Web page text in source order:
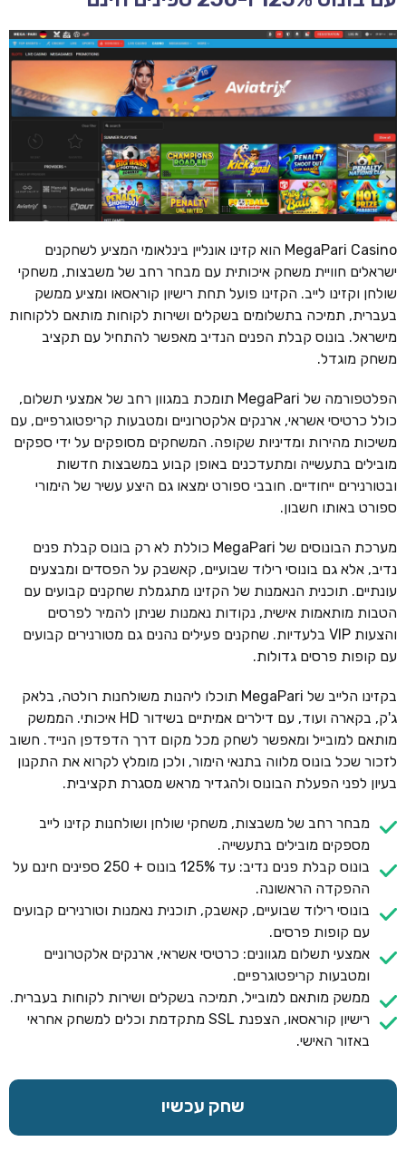
MegaPari Casino הוא קזינו אונליין בינלאומי המציע לשחקנים
ישראלים חוויית משחק איכותית עם מבחר רחב של משבצות, משחקי
שולחן וקזינו לייב. הקזינו פועל תחת רישיון קוראסאו ומציע ממשק
בעברית, תמיכה בתשלומים בשקלים ושירות לקוחות מותאם ללקוחות
מישראל. בונוס קבלת הפנים הנדיב מאפשר להתחיל עם תקציב
משחק מוגדל.
הפלטפורמה של MegaPari תומכת במגוון רחב של אמצעי תשלום,
כולל כרטיסי אשראי, ארנקים אלקטרוניים ומטבעות קריפטוגרפיים, עם
משיכות מהירות ומדיניות שקופה. המשחקים מסופקים על ידי ספקים
מובילים בתעשייה ומתעדכנים באופן קבוע במשבצות חדשות
ובטורנירים ייחודיים. חובבי ספורט ימצאו גם היצע עשיר של הימורי
ספורט באותו חשבון.
מערכת הבונוסים של MegaPari כוללת לא רק בונוס קבלת פנים
נדיב, אלא גם בונוסי רילוד שבועיים, קאשבק על הפסדים ומבצעים
עונתיים. תוכנית הנאמנות של הקזינו מתגמלת שחקנים קבועים עם
הטבות מותאמות אישית, נקודות נאמנות שניתן להמיר לפרסים
והצעות VIP בלעדיות. שחקנים פעילים נהנים גם מטורנירים קבועים
עם קופות פרסים גדולות.
בקזינו הלייב של MegaPari תוכלו ליהנות משולחנות רולטה, בלאק
ג'ק, בקארה ועוד, עם דילרים אמיתיים בשידור HD איכותי. הממשק
מותאם למובייל ומאפשר לשחק מכל מקום דרך הדפדפן הנייד. חשוב
לזכור שכל בונוס מלווה בתנאי הימור, ולכן מומלץ לקרוא את התקנון
בעיון לפני הפעלת הבונוס ולהגדיר מראש מסגרת תקציבית.
מבחר רחב של משבצות, משחקי שולחן ושולחנות קזינו לייב
מספקים מובילים בתעשייה.
בונוס קבלת פנים נדיב: עד 125% בונוס + 250 ספינים חינם על
ההפקדה הראשונה.
בונוסי רילוד שבועיים, קאשבק, תוכנית נאמנות וטורנירים קבועים
עם קופות פרסים.
אמצעי תשלום מגוונים: כרטיסי אשראי, ארנקים אלקטרוניים
ומטבעות קריפטוגרפיים.
ממשק מותאם למובייל, תמיכה בשקלים ושירות לקוחות בעברית.
רישיון קוראסאו, הצפנת SSL מתקדמת וכלים למשחק אחראי
באזור האישי.
שחק עכשיו